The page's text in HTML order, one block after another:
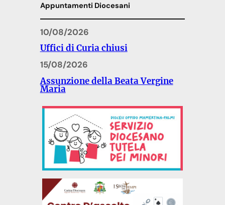
Appuntamenti Diocesani
10/08/2026
Uffici di Curia chiusi
15/08/2026
Assunzione della Beata Vergine
Maria